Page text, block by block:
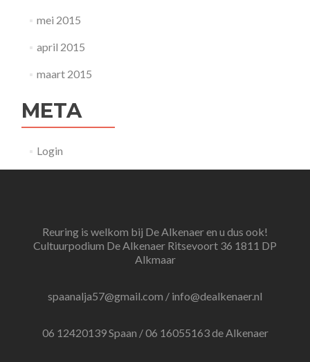
mei 2015
april 2015
maart 2015
META
Login
Reuring is welkom bij De Alkenaer en u dus ook!
Cultuurpodium De Alkenaer Ritsevoort 36 1811 DP
Alkmaar
spaanalja57@gmail.com / info@dealkenaer.nl
06 12420139 Spaan / 06 16055163 de Alkenaer